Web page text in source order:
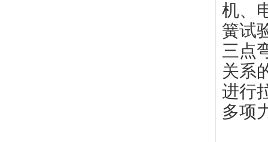
机、
簧试
三点
关系
进行
多项